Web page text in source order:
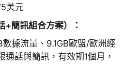
美元
簡訊組合方案）：
據流量、9.1GB歐盟/歐洲經
通話與簡訊，有效期1個月，